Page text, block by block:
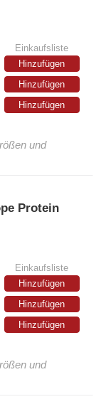
Einkaufsliste
Hinzufügen
Hinzufügen
Hinzufügen
und
Protein
Einkaufsliste
Hinzufügen
Hinzufügen
Hinzufügen
und